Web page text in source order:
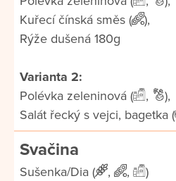
Kuřecí čínská směs (
),
Rýže dušená 180g
Varianta 2:
Polévka zeleninová (
,
),
Salát řecký s vejci, bagetka (
Svačina
Sušenka/Dia ( , , )